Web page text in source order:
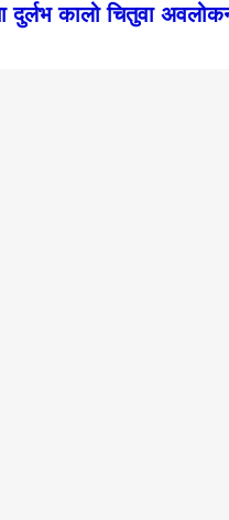
दुर्लभ कालो चितुवा